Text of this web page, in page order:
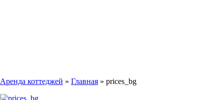
Аренда коттеджей » Главная » prices_bg